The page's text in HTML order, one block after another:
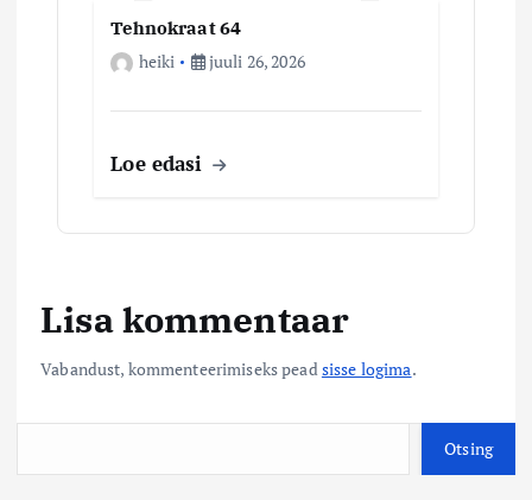
Tehnokraat 64
heiki
juuli 26, 2026
Loe edasi
Lisa kommentaar
Vabandust, kommenteerimiseks peadsisse logima.
Otsing